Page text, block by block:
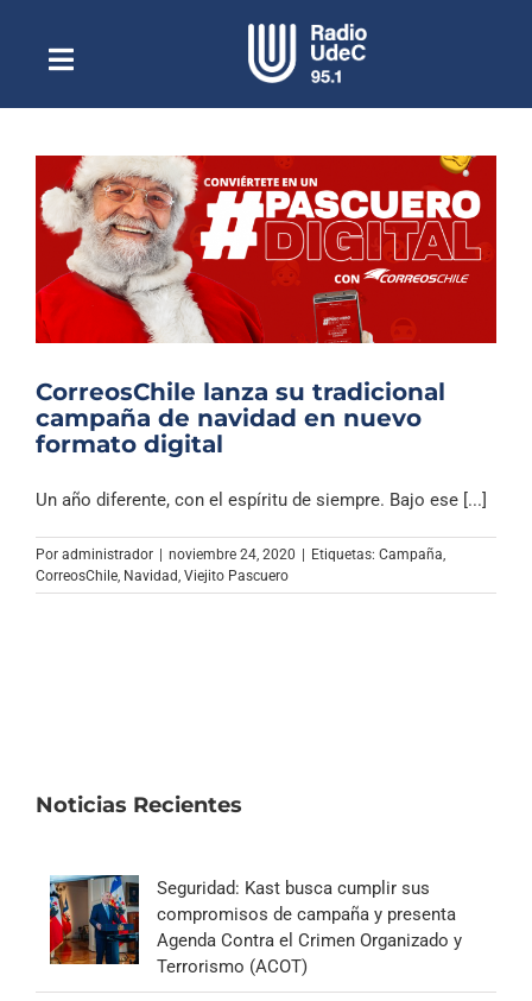
contenidoToggle
NavigationEscuchar Radio UdeC en vivo
Quiénes Somos
Programación
Podcast
Noticias
Columnas
Música Clásica
Especiales
Archivo Sonoro
CorreosChile lanza su tradicional
campaña de navidad en nuevo
formato digital
Un año diferente, con el espíritu de siempre. Bajo ese [...]
Por administrador | noviembre 24, 2020 | Etiquetas: Campaña
CorreosChile Navidad Viejito Pascuero
Noticias Recientes
Seguridad: Kast busca cumplir sus
compromisos de campaña y presenta
Agenda Contra el Crimen Organizado y
Terrorismo (ACOT)